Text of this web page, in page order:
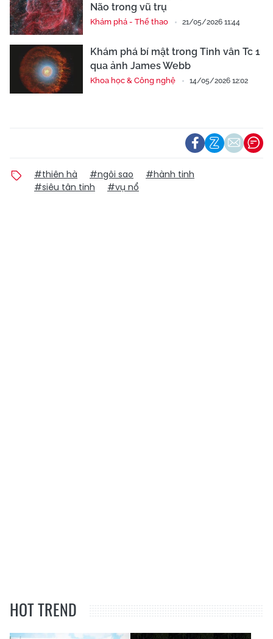
Não trong vũ trụ
Khám phá - Thể thao 21/05/2026 11:44
Khám phá bí mật trong Tinh vân Tc 1
qua ảnh James Webb
Khoa học & Công nghệ 14/05/2026 12:02
#thiên hà #ngôi sao
#hành tinh
#siêu tân tinh
#vụ nổ
HOT TREND